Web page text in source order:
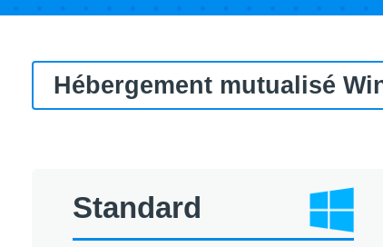
Hébergement mutualisé
Standard